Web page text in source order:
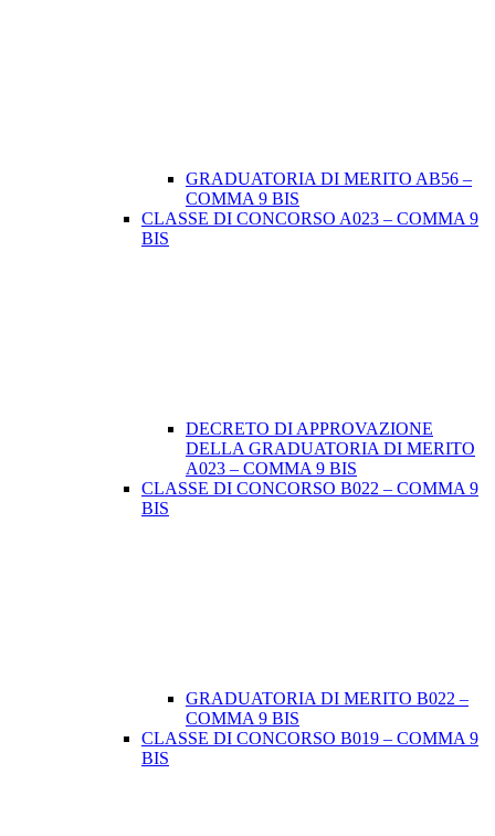
GRADUATORIA DI MERITO AB56 –
COMMA 9 BIS
CLASSE DI CONCORSO A023 – COMMA 9
BIS
DECRETO DI APPROVAZIONE
DELLA GRADUATORIA DI MERITO
A023 – COMMA 9 BIS
CLASSE DI CONCORSO B022 – COMMA 9
BIS
GRADUATORIA DI MERITO B022 –
COMMA 9 BIS
CLASSE DI CONCORSO B019 – COMMA 9
BIS